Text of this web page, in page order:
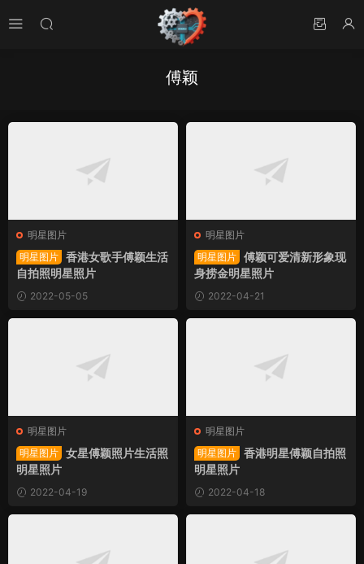
傅颖
明星图片
明星图片 香港女歌手傅颖生活
自拍照明星照片
2022-05-05
明星图片
明星图片 傅颖可爱清新形象现
身捞金明星照片
2022-04-21
明星图片
明星图片 女星傅颖照片生活照
明星照片
2022-04-19
明星图片
明星图片 香港明星傅颖自拍照
明星照片
2022-04-18